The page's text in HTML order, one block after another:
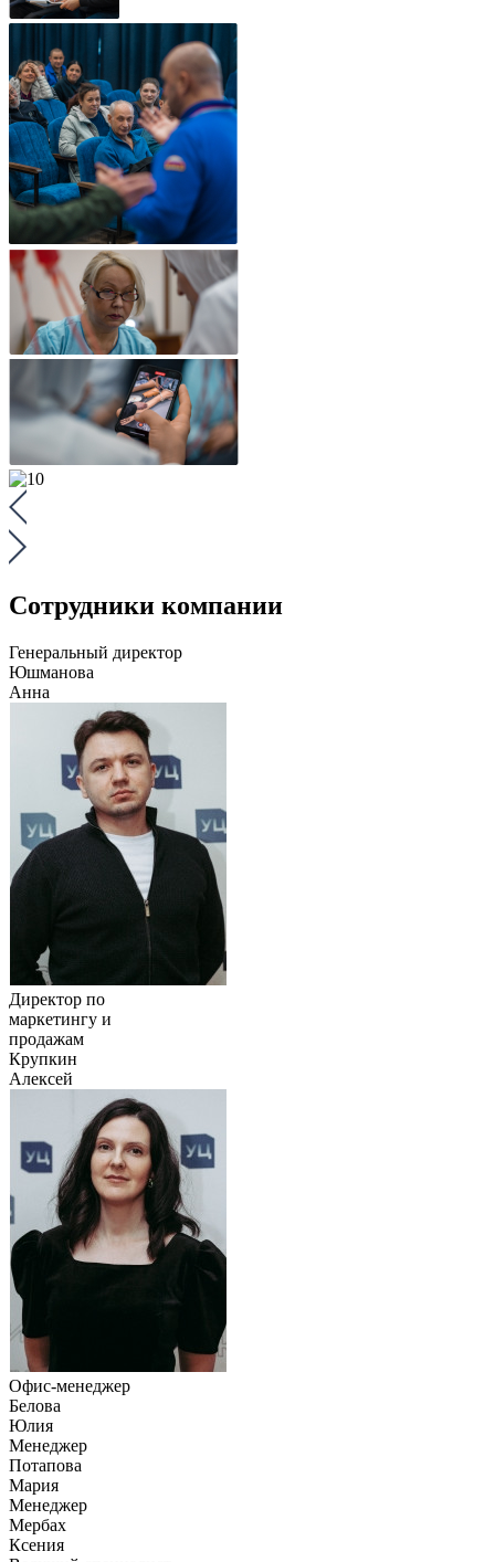
Сотрудники компании
Генеральный директор
Юшманова
Анна
Директор по
маркетингу и
продажам
Крупкин
Алексей
Офис-менеджер
Белова
Юлия
Менеджер
Потапова
Мария
Менеджер
Мербах
Ксения